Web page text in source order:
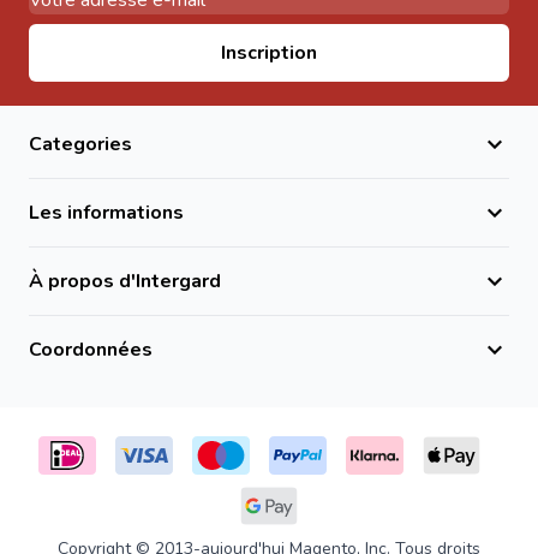
Inscription
Categories
Les informations
À propos d'Intergard
Coordonnées
Copyright © 2013-aujourd'hui Magento, Inc. Tous droits